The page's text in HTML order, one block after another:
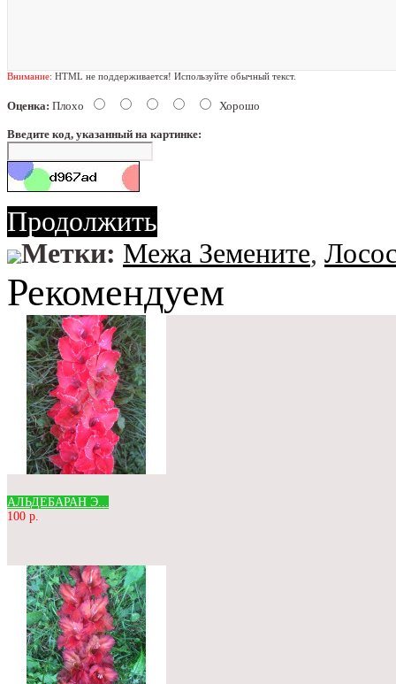
Внимание: HTML не поддерживается! Используйте обычный текст.
Оценка: Плохо Хорошо
Введите код, указанный на картинке:
Продолжить
Метки: Межа Земените,
Рекомендуем
АЛЬДЕБАРАН Э...
100 р.